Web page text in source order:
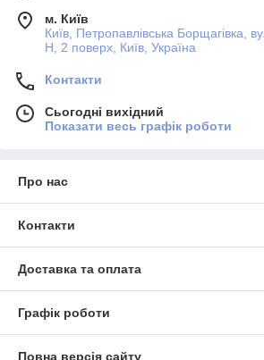
м. Київ
Київ, Петропавлівська Борщагівка,
Н, 2 поверх, Київ, Україна
Контакти
Сьогодні вихідний
Показати весь графік роботи
Про нас
Контакти
Доставка та оплата
Графік роботи
Повна версія сайту